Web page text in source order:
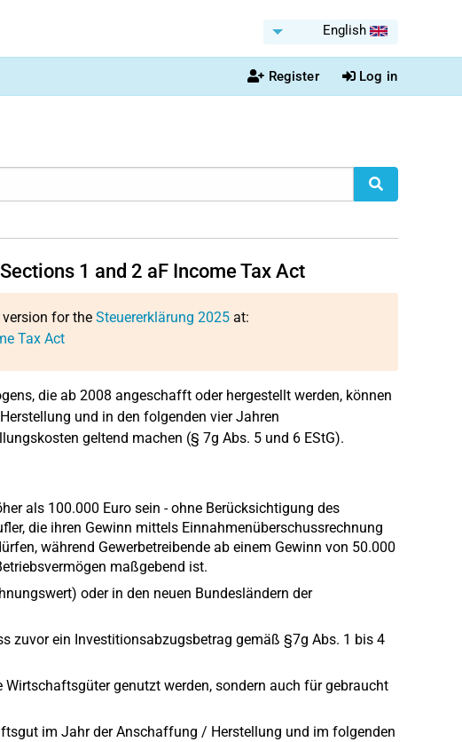
English
Register Log in
1 and 2 aF Income Tax Act
for the Steuererklärung 2025at:
Tax Act
die ab 2008 angeschafft oder hergestellt werden, können
und in den folgenden vier Jahren
geltend machen (§ 7g Abs. 5 und 6 EStG).
als 100.000 Euro sein - ohne Berücksichtigung des
die ihren Gewinn mittels Einnahmenüberschussrechnung
während Gewerbetreibende ab einem Gewinn von 50.000
maßgebend ist.
oder in den neuen Bundesländern der
zuvor ein Investitionsabzugsbetrag gemäß §7g Abs. 1 bis 4
genutzt werden, sondern auch für gebraucht
im Jahr der Anschaffung / Herstellung und im folgenden